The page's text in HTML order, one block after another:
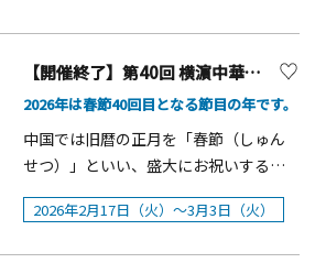
お聞きのがしなく！ ※当ミュージアム
の入場チケットは「完全日時指定制」
です。※入館チケットは、ミュージア
ム公式サイト内のチケット販売ページ
よりご購入ください。 &nbsp;
member.yomiuriland.com/login/sign
_up ※遊園地とHANA・BIYORIをつな
ぐ連絡口では購入できません ※営業日
時等の詳細は公式サイトをご確認くだ
さい 公式サイトはこちら
(https://www.yomiuriland.com/hana
biyori/kakeinoyu/)
縁起物とされた「松竹梅」、花の王と
呼ばれる富貴の象徴「牡丹」など、伝
説上の生き物から身近な動植物まで多
岐に渡ります。これらは、単独で表す
だけではなく、いくつかを組み合わせ
ることで複合的な意味をもち、めでた
さが一層強まります。 本展では、おめ
でたいモチーフが愛らしく表現された
絵画とやきものを一堂に展示いたしま
年々深まっています。そんなベトナム
のイベント「ベトナムフェスタ in 神奈
川 2025」を開催します。 9回目の開催
となる今年のテーマは、「まるごとベ
トナム」です。ベトナムの伝統芸能で
ィストによるステージパフォーマン
【開催終了】第40回 横濵中華街「2026春節」 ～馬年吉祥～
2026年は春節40回目となる節目の年です。
中国では旧暦の正月を「春節（しゅん
せつ）」といい、盛大にお祝いする風
習があります。横浜中華街でも中国同
様の「春節」を楽しめるよう1986年よ
2026年2月17日（火）～3月3日（火）